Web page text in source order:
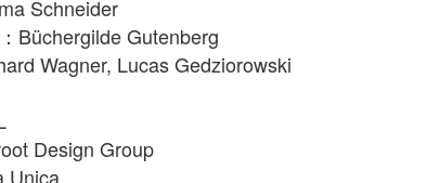
Schneider
Büchergilde Gutenberg
Wagner, Lucas Gedziorowski
Design Group
Unica